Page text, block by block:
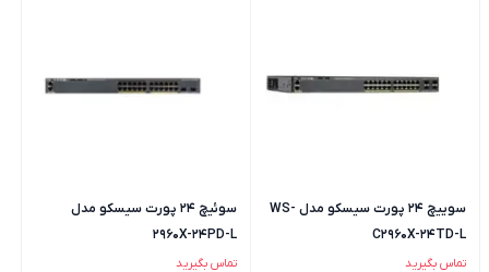
سوییچ 24 پورت سیسکو مدل WS-
C2960X-24TD-L
تماس بگیرید
سوئیچ 24 پورت سیسکو مدل
2960X-24PD-L
تماس بگیرید